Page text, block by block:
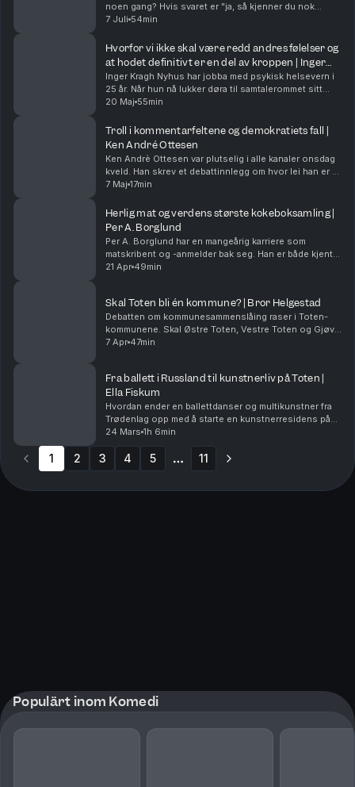
noen gang? Hvis svaret er "ja, så kjenner du nok
føelsen i mye av det Kaptein Aksel Aspeli og Helle
s...
7 Juli 54min
Hvorfor vi ikke skal være redd andres følelser og
at hodet definitivt er en del av kroppen | Inger
Kragh Nyhus
Inger Kragh Nyhus har jobba med psykisk helsevern i
25 år. Når hun nå lukker døra til samtalerommet sitt
ønsker hun å lage litt lyd på veg ut. Derfor avslutter
20 Maj 55min
Troll i kommentarfeltene og demokratiets fall |
Ken André Ottesen
Ken Andrè Ottesen var plutselig i alle kanaler onsdag
kveld. Han skrev et debattinnlegg om hvor lei han er av
at folk oppfører seg bedritent i kommentarfeltene og
7 Maj 17min
Herlig mat og verdens største kokeboksamling |
Per A. Borglund
Per A. Borglund har en mangeårig karriere som
matskribent og -anmelder bak seg. Han er både kjent
og tidvis fryktet, men også beundret, for sin skarpe
21 Apr 49min
Skal Toten bli én kommune? | Bror Helgestad
Debatten om kommunesammenslåing raser i Toten-
kommunene. Skal Østre Toten, Vestre Toten og Gjøvik
slå seg sammen og bli Innlandets største (og mest
7 Apr 47min
Fra ballett i Russland til kunstnerliv på Toten |
Ella Fiskum
Hvordan ender en ballettdanser og multikunstner fra
Trødenlag opp med å starte en kunstnerresidens på
Eina i Vestre Toten? Det er en historie vi skal prøve å
finne ut av i løpet av denne samtalen med ...
24 Mars 1h 6min
1 2 3 4 5 11
Populärt inom Komedi